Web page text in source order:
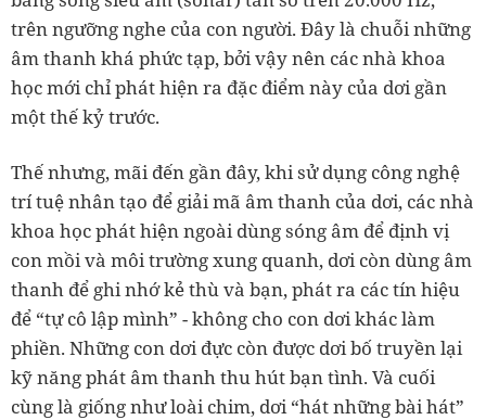
trên ngưỡng nghe của con người. Đây là chuỗi những
âm thanh khá phức tạp, bởi vậy nên các nhà khoa
học mới chỉ phát hiện ra đặc điểm này của dơi gần
một thế kỷ trước.
Thế nhưng, mãi đến gần đây, khi sử dụng công nghệ
trí tuệ nhân tạo để giải mã âm thanh của dơi, các nhà
khoa học phát hiện ngoài dùng sóng âm để định vị
con mồi và môi trường xung quanh, dơi còn dùng âm
thanh để ghi nhớ kẻ thù và bạn, phát ra các tín hiệu
để “tự cô lập mình” - không cho con dơi khác làm
phiền. Những con dơi đực còn được dơi bố truyền lại
kỹ năng phát âm thanh thu hút bạn tình. Và cuối
cùng là giống như loài chim, dơi “hát những bài hát”